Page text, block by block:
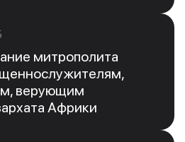
митрополита
верующим
Африки